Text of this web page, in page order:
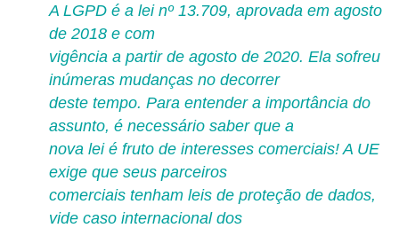
A LGPD é a lei nº 13.709, aprovada em agosto
de 2018 e com
vigência a partir de agosto de 2020. Ela sofreu
inúmeras mudanças no decorrer
deste tempo. Para entender a importância do
assunto, é necessário saber que a
nova lei é fruto de interesses comerciais! A UE
exige que seus parceiros
comerciais tenham leis de proteção de dados,
vide caso internacional dos